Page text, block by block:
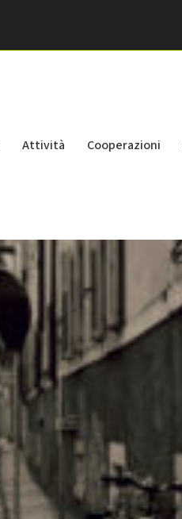
Attività Cooperazioni